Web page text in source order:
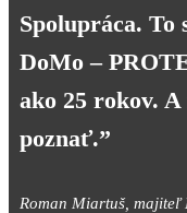
Spolupráca. To
DoMo –
ako 25 rokov.
poznať.”
Roman Miartuš, majiteľ